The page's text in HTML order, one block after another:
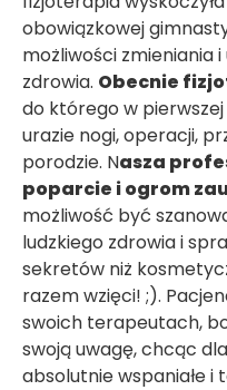
obowiązkowej
możliwości zmieniania
zdrowia. Obecnie
do którego w
urazie nogi, operacji,
porodzie. Nasza
poparcie i ogrom
możliwość być
ludzkiego zdrowia i
sekretów niż
razem wzięci! ;).
swoich terapeutach,
swoją uwagę, chcąc
absolutnie wspaniałe i